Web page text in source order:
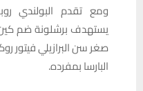
ومع تقدم البولندي
يستهدف برشلونة ضم
صغر سن البرازيلي
البارسا بمفرده.